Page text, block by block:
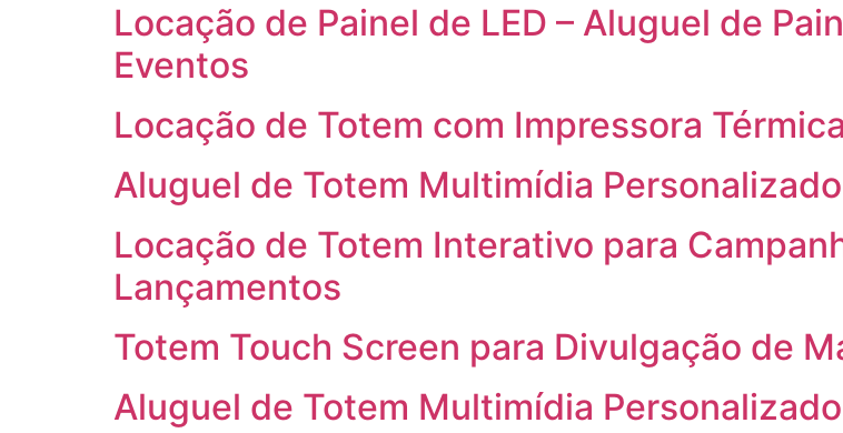
Locação de Painel de LED – Aluguel de
Eventos
Locação de Totem com Impressora
Aluguel de Totem Multimídia
Locação de Totem Interativo para
Lançamentos
Totem Touch Screen para Divulgação de
Aluguel de Totem Multimídia